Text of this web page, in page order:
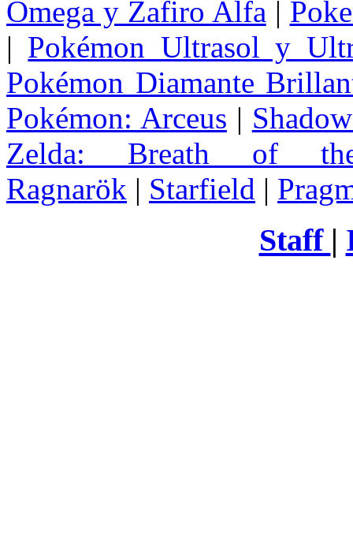
Omega y Zafiro Alfa |
| Pokémon Ultrasol y
Pokémon Diamante
Pokémon: Arceus |
Zelda: Breath of
Ragnarök | Starfield |
Staff |